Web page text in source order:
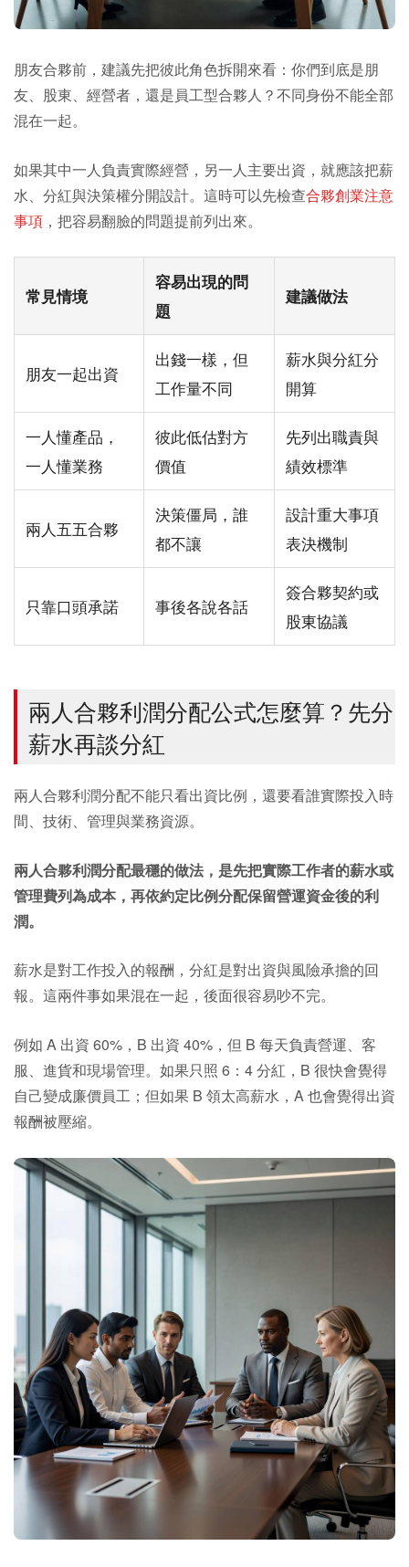
朋友合夥前，建議先把彼此角色拆開來看：你們到底是朋
友、股東、經營者，還是員工型合夥人？不同身份不能全部
混在一起。
如果其中一人負責實際經營，另一人主要出資，就應該把薪
水、分紅與決策權分開設計。這時可以先檢查合夥創業注意
事項 ，把容易翻臉的問題提前列出來。
常見情境
容易出現的問
題
建議做法
朋友一起出資
出錢一樣，但
工作量不同
薪水與分紅分
開算
一人懂產品，
一人懂業務
彼此低估對方
價值
先列出職責與
績效標準
兩人五五合夥
決策僵局，誰
都不讓
設計重大事項
表決機制
只靠口頭承諾 事後各說各話
簽合夥契約或
股東協議
兩人合夥利潤分配公式怎麼算？先分
薪水再談分紅
兩人合夥利潤分配不能只看出資比例，還要看誰實際投入時
間、技術、管理與業務資源。
兩人合夥利潤分配最穩的做法，是先把實際工作者的薪水或
管理費列為成本，再依約定比例分配保留營運資金後的利
潤。
薪水是對工作投入的報酬，分紅是對出資與風險承擔的回
報。這兩件事如果混在一起，後面很容易吵不完。
例如 A 出資 60%，B 出資 40%，但 B 每天負責營運、客
服、進貨和現場管理。如果只照 6：4 分紅，B 很快會覺得
自己變成廉價員工；但如果 B 領太高薪水，A 也會覺得出資
報酬被壓縮。